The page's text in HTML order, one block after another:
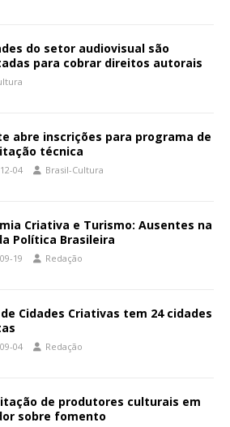
do setor audiovisual são
para cobrar direitos autorais
abre inscrições para programa de
técnica
04 Brasil-Cultura
Criativa e Turismo: Ausentes na
Política Brasileira
19 Redação
Cidades Criativas tem 24 cidades
04 Redação
de produtores culturais em
sobre fomento